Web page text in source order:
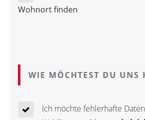
Wohnort finden
WIE MÖCHTEST DU UNS
Ich möchte fehlerhafte